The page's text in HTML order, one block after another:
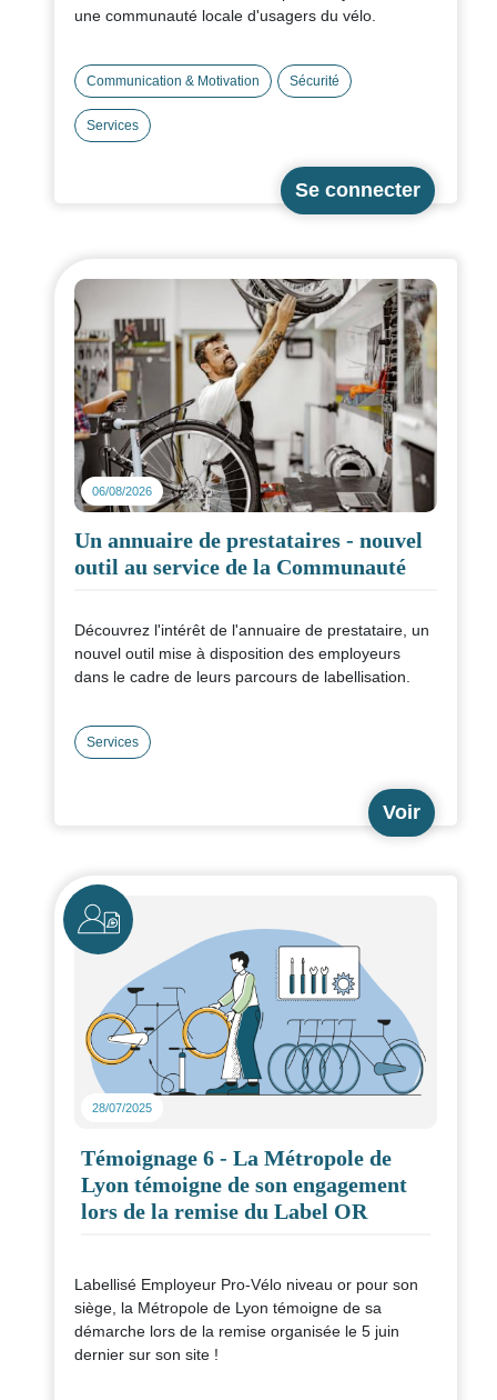
une communauté locale d'usagers du vélo.
Communication & Motivation Sécurité
Services
06/08/2026
Un annuaire de prestataires - nouvel
outil au service de la Communauté
Découvrez l'intérêt de l'annuaire de prestataire, un
nouvel outil mise à disposition des employeurs
dans le cadre de leurs parcours de labellisation.
Services
Voir
Icône
28/07/2025
Témoignage 6 - La Métropole de
Lyon témoigne de son engagement
lors de la remise du Label OR
Labellisé Employeur Pro-Vélo niveau or pour son
siège, la Métropole de Lyon témoigne de sa
démarche lors de la remise organisée le 5 juin
dernier sur son site !